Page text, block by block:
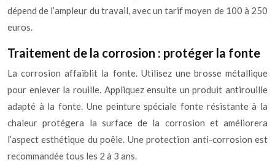
dépend de l’ampleur du travail, avec un tarif moyen de 100 à 250
euros.
Traitement de la corrosion : protéger la fonte
La corrosion affaiblit la fonte. Utilisez une brosse métallique
pour enlever la rouille. Appliquez ensuite un produit antirouille
adapté à la fonte. Une peinture spéciale fonte résistante à la
chaleur protégera la surface de la corrosion et améliorera
l’aspect esthétique du poêle. Une protection anti-corrosion est
recommandée tous les 2 à 3 ans.